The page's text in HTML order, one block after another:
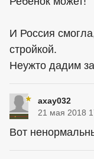
И Россия
стройкой.
Неужто дадим
axay032
21 мая 2018
Вот